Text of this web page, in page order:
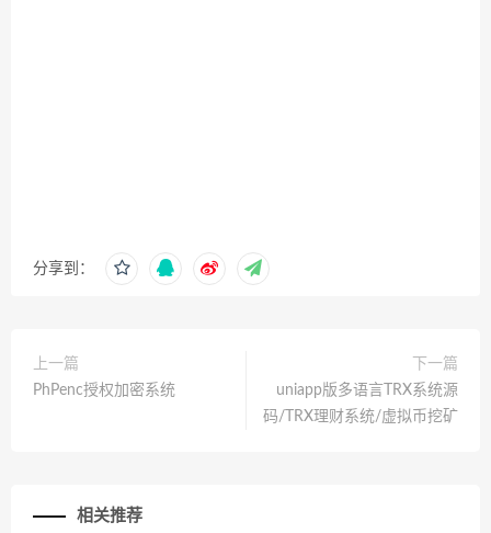
分享到：
上一篇
PhPenc授权加密系统
下一篇
uniapp版多语言TRX系统源
码/TRX理财系统/虚拟币挖矿
相关推荐